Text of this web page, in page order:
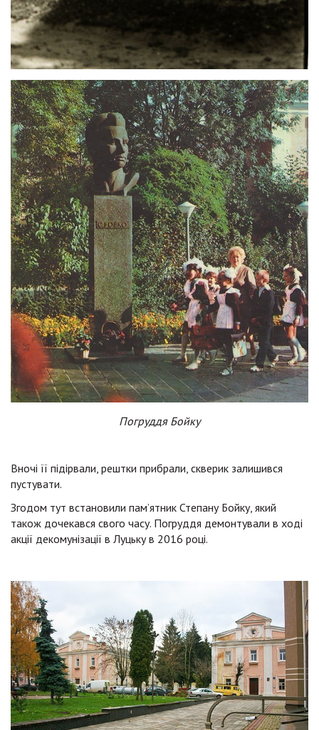
Погруддя Бойку
Вночі її підірвали, рештки прибрали, скверик залишився
пустувати.
Згодом тут встановили пам’ятник Степану Бойку, який
також дочекався свого часу. Погруддя демонтували в ході
акції декомунізації в Луцьку в 2016 році.